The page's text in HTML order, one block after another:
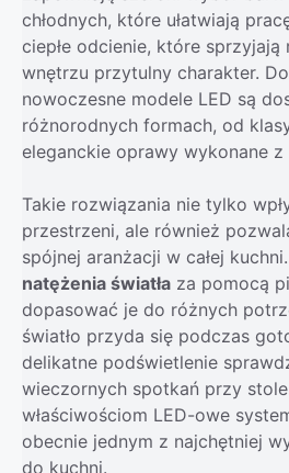
chłodnych, które ułatwiają
ciepłe odcienie, które sprzyjają
wnętrzu przytulny charakter.
nowoczesne modele LED są
różnorodnych formach, od
eleganckie oprawy wykonane z
Takie rozwiązania nie tylko
przestrzeni, ale również
spójnej aranżacji w całej
natężenia światła za pomocą
dopasować je do różnych
światło przyda się podczas
delikatne podświetlenie
wieczornych spotkań przy
właściwościom LED-owe
obecnie jednym z najchętniej
do kuchni.